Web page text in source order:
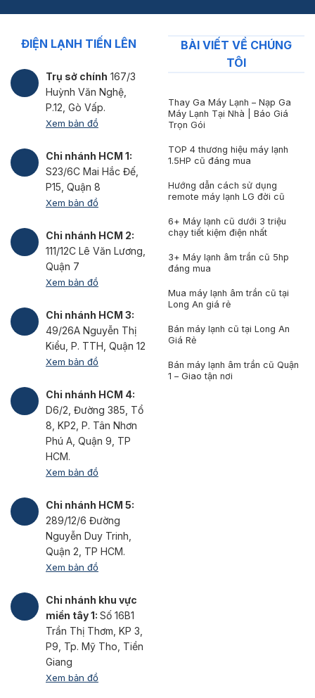
ĐIỆN LẠNH TIẾN LÊN
Trụ sở chính 167/3
Huỳnh Văn Nghệ,
P.12, Gò Vấp.
Xem bản đồ
Chi nhánh HCM 1:
S23/6C Mai Hắc Đế,
P15, Quận 8
Xem bản đồ
Chi nhánh HCM 2:
111/12C Lê Văn Lương,
Quận 7
Xem bản đồ
Chi nhánh HCM 3:
49/26A Nguyễn Thị
Kiểu, P. TTH, Quận 12
Xem bản đồ
Chi nhánh HCM 4:
D6/2, Đường 385, Tổ
8, KP2, P. Tân Nhơn
Phú A, Quận 9, TP
HCM.
Xem bản đồ
Chi nhánh HCM 5:
289/12/6 Đường
Nguyễn Duy Trinh,
Quận 2, TP HCM.
Xem bản đồ
Chi nhánh khu vực
miền tây 1: Số 16B1
Trần Thị Thơm, KP 3,
P9, Tp. Mỹ Tho, Tiền
Giang
Xem bản đồ
BÀI VIẾT VỀ CHÚNG
TÔI
Thay Ga Máy Lạnh – Nạp Ga
Máy Lạnh Tại Nhà | Báo Giá
Trọn Gói
TOP 4 thương hiệu máy lạnh
1.5HP cũ đáng mua
Hướng dẫn cách sử dụng
remote máy lạnh LG đời cũ
6+ Máy lạnh cũ dưới 3 triệu
chạy tiết kiệm điện nhất
3+ Máy lạnh âm trần cũ 5hp
đáng mua
Mua máy lạnh âm trần cũ tại
Long An giá rẻ
Bán máy lạnh cũ tại Long An
Giá Rẻ
Bán máy lạnh âm trần cũ Quận
1 – Giao tận nơi